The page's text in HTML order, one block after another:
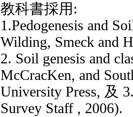
教科書採用:
1.Pedogenesis and
Wilding, Smeck and
2. Soil genesis and
McCracKen, and
University Press, 及
Survey Staff , 2006).